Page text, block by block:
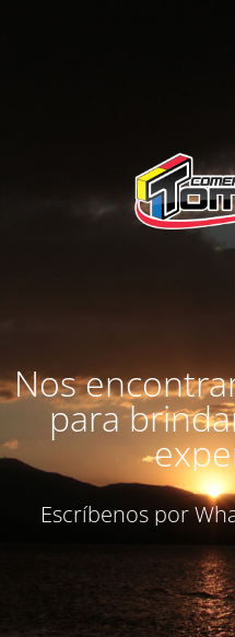
Nos
para
Escríbenos por